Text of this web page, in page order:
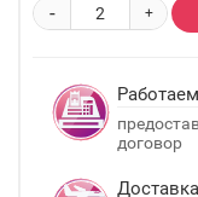
+
-
договор